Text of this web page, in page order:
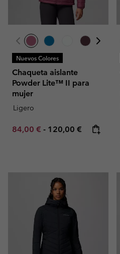
Nuevos Colores
Chaqueta aislante
Powder Lite™ II para
mujer
Ligero
Minimum sale price:
84,00 € - Maximum price:
120,00 €